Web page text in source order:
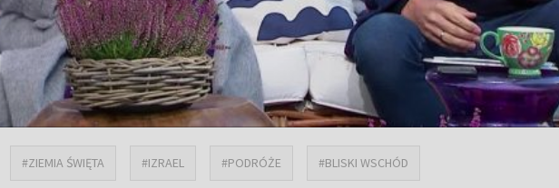
#ZIEMIA ŚWIĘTA #IZRAEL #PODRÓŻE #BLISKI WSCHÓD